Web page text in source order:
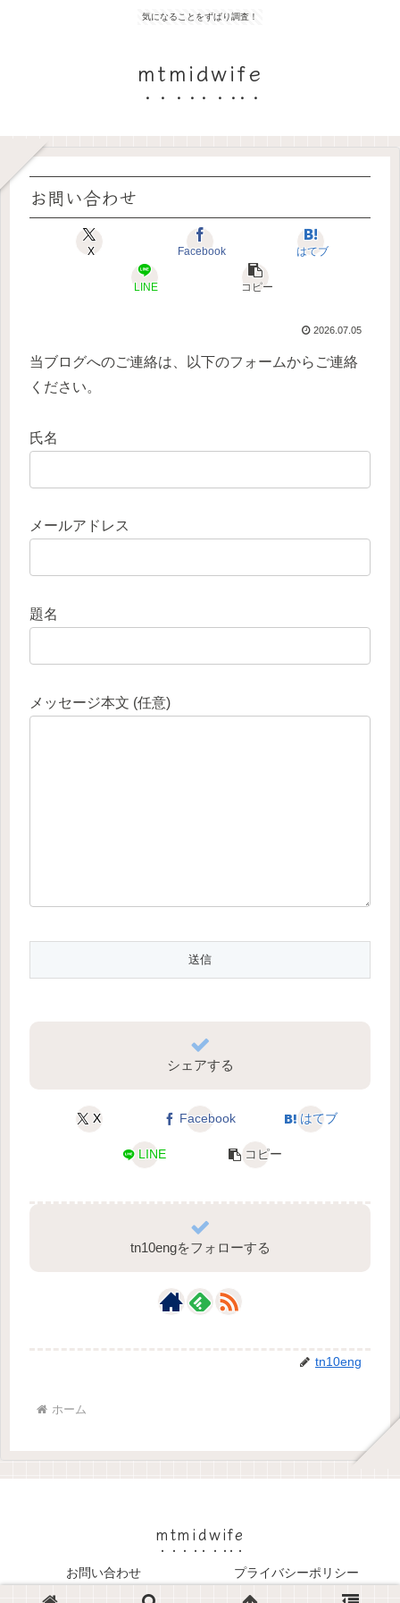
気になることをずばり調査！
mtmidwife
お問い合わせ
X Facebook はてブ
LINE コピー
2026.07.05
当ブログへのご連絡は、以下のフォームからご連絡
ください。
氏名
メールアドレス
題名
メッセージ本文 (任意)
シェアする
X Facebook はてブ
LINE コピー
tn10engをフォローする
tn10eng
ホーム
mtmidwife
お問い合わせ プライバシーポリシー